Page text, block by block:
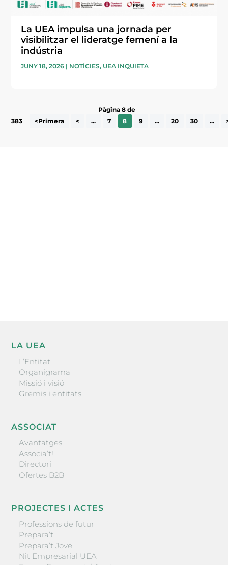
La UEA impulsa una jornada per
visibilitzar el lideratge femení a la
indústria
JUNY 18, 2026 | NOTÍCIES, UEA INQUIETA
Pàgina 8 de
383
<Primera < ... 7 8 9 ... 20 30 ...
LA UEA
L’Entitat
Organigrama
Missió i visió
Gremis i entitats
ASSOCIAT
Avantatges
Associa’t!
Directori
Ofertes B2B
PROJECTES I ACTES
Professions de futur
Prepara’t
Prepara’t Jove
Nit Empresarial UEA